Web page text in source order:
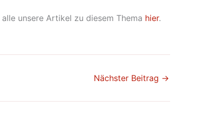
unsere Artikel zu diesem Thema hier.
Nächster Beitrag →